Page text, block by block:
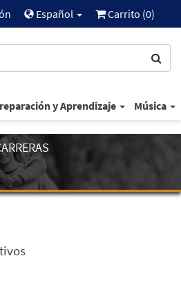
Español Carrito (0)
y Aprendizaje Música